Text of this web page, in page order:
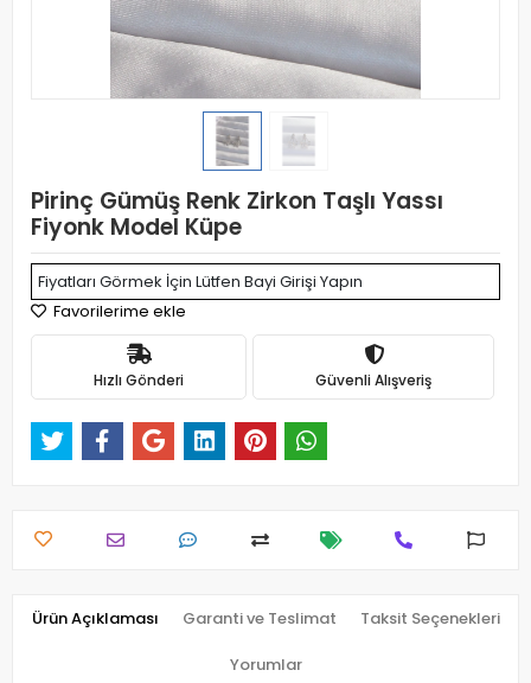
Pirinç Gümüş Renk Zirkon Taşlı Yassı
Fiyonk Model Küpe
Fiyatları Görmek İçin Lütfen Bayi Girişi Yapın
Favorilerime ekle
Hızlı Gönderi Güvenli Alışveriş
Ürün Açıklaması Garanti ve Teslimat Taksit Seçenekleri
Yorumlar